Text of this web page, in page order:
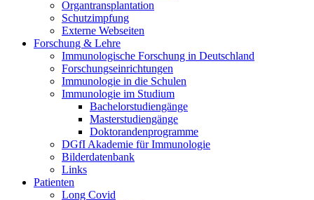
Organtransplantation
Schutzimpfung
Externe Webseiten
Forschung & Lehre
Immunologische Forschung in Deutschland
Forschungseinrichtungen
Immunologie in die Schulen
Immunologie im Studium
Bachelorstudiengänge
Masterstudiengänge
Doktorandenprogramme
DGfI Akademie für Immunologie
Bilderdatenbank
Links
Patienten
Long Covid